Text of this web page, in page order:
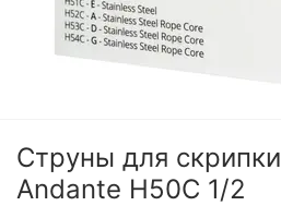
Струны для
Andante H50C 1/2